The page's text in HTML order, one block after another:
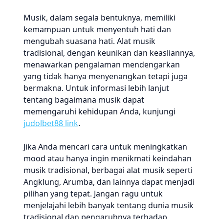
Musik, dalam segala bentuknya, memiliki
kemampuan untuk menyentuh hati dan
mengubah suasana hati. Alat musik
tradisional, dengan keunikan dan keasliannya,
menawarkan pengalaman mendengarkan
yang tidak hanya menyenangkan tetapi juga
bermakna. Untuk informasi lebih lanjut
tentang bagaimana musik dapat
memengaruhi kehidupan Anda, kunjungi
judolbet88 link.
Jika Anda mencari cara untuk meningkatkan
mood atau hanya ingin menikmati keindahan
musik tradisional, berbagai alat musik seperti
Angklung, Arumba, dan lainnya dapat menjadi
pilihan yang tepat. Jangan ragu untuk
menjelajahi lebih banyak tentang dunia musik